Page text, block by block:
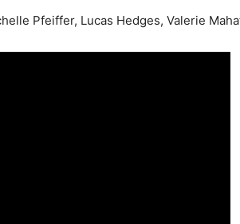
Pfeiffer, Lucas Hedges, Valerie